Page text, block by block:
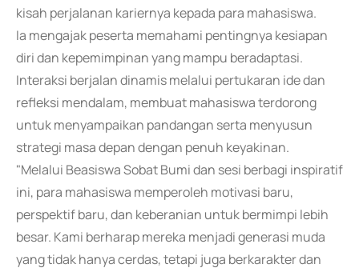
kisah perjalanan kariernya kepada para mahasiswa.
Ia mengajak peserta memahami pentingnya kesiapan
diri dan kepemimpinan yang mampu beradaptasi.
Interaksi berjalan dinamis melalui pertukaran ide dan
refleksi mendalam, membuat mahasiswa terdorong
untuk menyampaikan pandangan serta menyusun
strategi masa depan dengan penuh keyakinan.
"Melalui Beasiswa Sobat Bumi dan sesi berbagi inspiratif
ini, para mahasiswa memperoleh motivasi baru,
perspektif baru, dan keberanian untuk bermimpi lebih
besar. Kami berharap mereka menjadi generasi muda
yang tidak hanya cerdas, tetapi juga berkarakter dan